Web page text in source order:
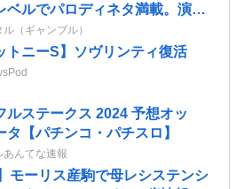
ベルでパロディネタ満載。演出
に台がキツいよ…
（ギャンブル）
トニーS】ソヴリンティ復活
ルステークス 2024 予想オッ
タ【パチンコ・パチスロ】
あんてな速報
モーリス産駒で母レシステンシ